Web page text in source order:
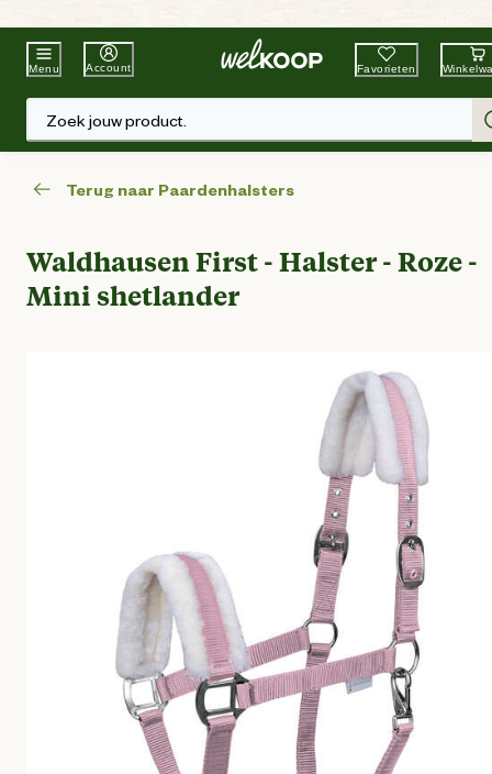
Beste WinkelketenTuin & Dier
Menu Account Favorieten
Zoek jouw product.
Terug naar Paardenhalsters
Waldhausen First - Halster - Roze -
Mini shetlander